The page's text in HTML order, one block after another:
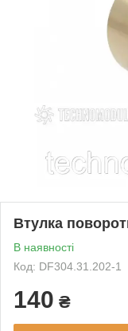
Втулка
В наявності
Код: DF304.31.202-1
140 ₴